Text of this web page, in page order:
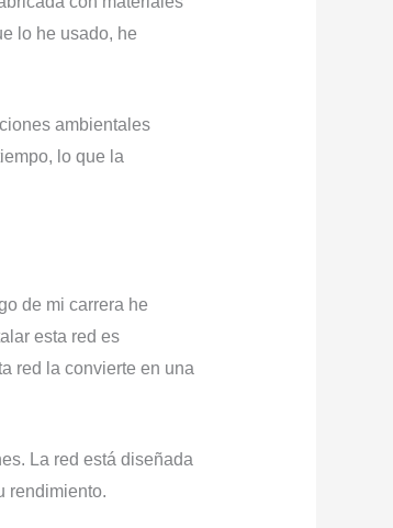
lo he usado, he
ambientales
lo que la
de mi carrera he
esta red es
red la convierte en una
La red está diseñada
rendimiento.